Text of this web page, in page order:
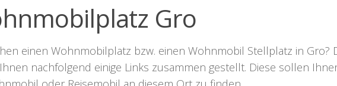
Gro
einen Wohnmobilplatz bzw. einen Wohnmobil Stellplatz in Gro?
nachfolgend einige Links zusammen gestellt. Diese sollen